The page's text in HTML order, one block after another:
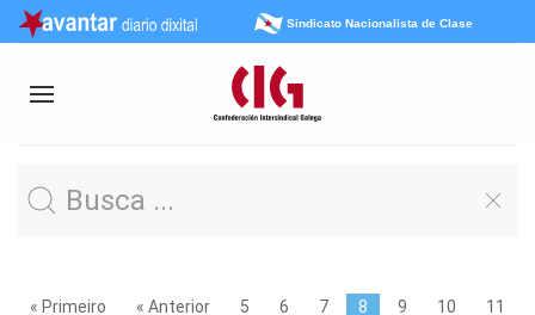
Sindicato Nacionalista de Clase
« Primeiro « Anterior 5 6 7 8 9 10
11